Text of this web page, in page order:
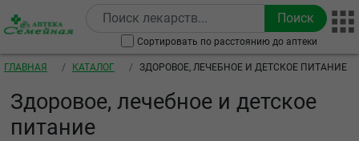
Сортировать по расстоянию до аптеки
Строка навигации
ГЛАВНАЯ КАТАЛОГ ЗДОРОВОЕ, ЛЕЧЕБНОЕ И ДЕТСКОЕ ПИТАНИЕ
Здоровое, лечебное и детское
питание